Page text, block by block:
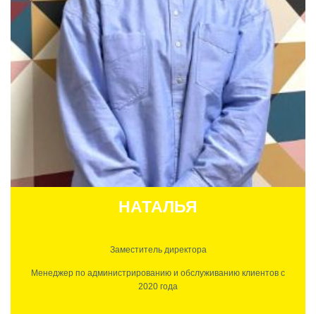
Всегда активна и открыта к помощи. Ориентирована на благо
клиентов и персонала на 100%.
НАТАЛЬЯ
Заместитель директора
Менеджер по администрированию и обслуживанию клиентов с
2020 года